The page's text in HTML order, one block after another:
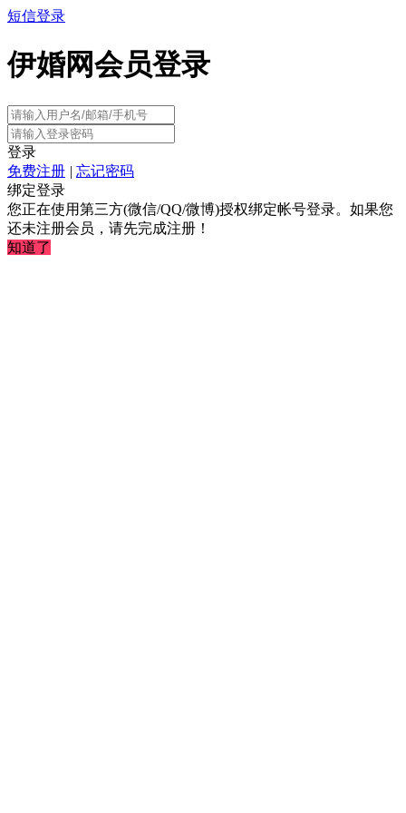
短信登录
伊婚网会员登录
登录
免费注册 | 忘记密码
绑定登录
您正在使用第三方(微信/QQ/微博)授权绑定帐号登录。如果您
还未注册会员，请先完成注册！
知道了